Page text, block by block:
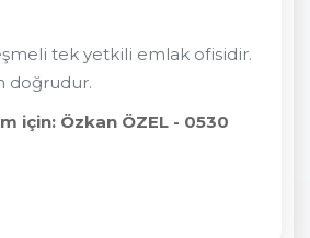
tek yetkili emlak ofisidir.
doğrudur.
için: Özkan ÖZEL - 0530